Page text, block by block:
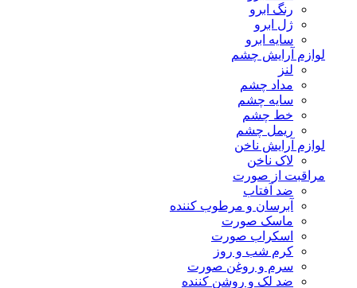
رنگ ابرو
ژل ابرو
سایه ابرو
لوازم آرایش چشم
لنز
مداد چشم
سایه چشم
خط چشم
ریمل چشم
لوازم آرایش ناخن
لاک ناخن
مراقبت از صورت
ضد آفتاب
آبرسان و مرطوب کننده
ماسک صورت
اسکراب صورت
کرم شب و روز
سرم و روغن صورت
ضد لک و روشن کننده